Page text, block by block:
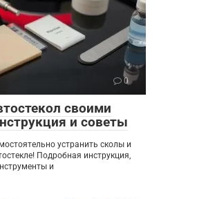
0
своими
и советы
устранить сколы и
Подробная инструкция,
и